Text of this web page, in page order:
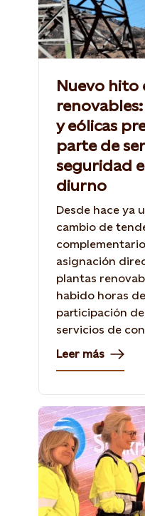
Nuevo hito
y eólicas
parte de
seguridad
diurno
Desde hace ya
cambio de
asignación
plantas
habido horas
participación
servicios de
Leer más